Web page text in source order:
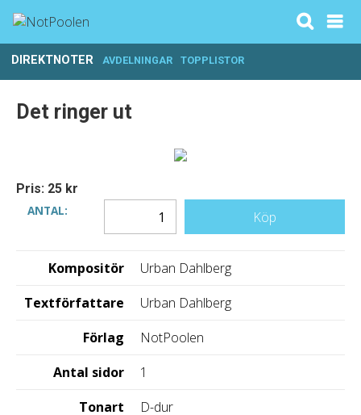
DIREKTNOTER AVDELNINGAR TOPPLISTOR
Det ringer ut
Pris: 25 kr
ANTAL:
Köp
Kompositör
Urban Dahlberg
Textförfattare
Urban Dahlberg
Förlag
NotPoolen
Antal sidor
1
Tonart
D-dur